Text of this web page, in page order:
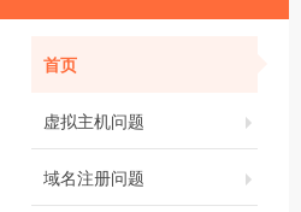
首页
虚拟主机问题
域名注册问题